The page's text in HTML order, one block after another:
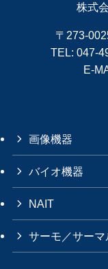
株式
〒273-
TEL: 047-
E-
画像機器
バイオ機器
NAIT
サーモ／サーマ